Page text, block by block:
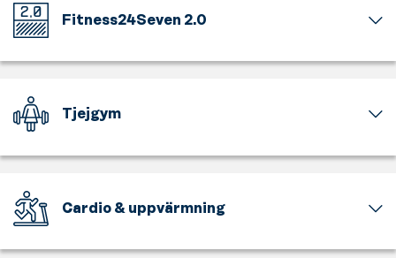
Fitness24Seven 2.0
till
nya
uppfräschade
Ny
genomtänkt
navigering
och
smartare
Tjejgym
del
gymmet
är
tjejer
Cardio & uppvärmning